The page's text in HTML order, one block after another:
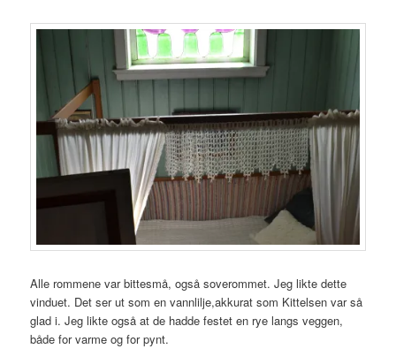
Alle rommene var bittesmå, også soverommet. Jeg likte dette
vinduet. Det ser ut som en vannlilje,akkurat som Kittelsen var så
glad i. Jeg likte også at de hadde festet en rye langs veggen,
både for varme og for pynt.